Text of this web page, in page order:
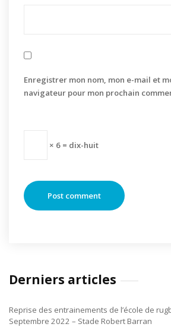
Enregistrer mon nom, mon e-mail et
navigateur pour mon prochain
× 6 = dix-huit
Derniers articles
Reprise des entrainements de l’école de
Septembre 2022 – Stade Robert Barran